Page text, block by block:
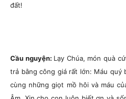
đất!
Cầu nguyện: Lạy Chúa, món quà
trả bằng công giá rất lớn: Máu quý
cùng những giọt mồ hôi và máu